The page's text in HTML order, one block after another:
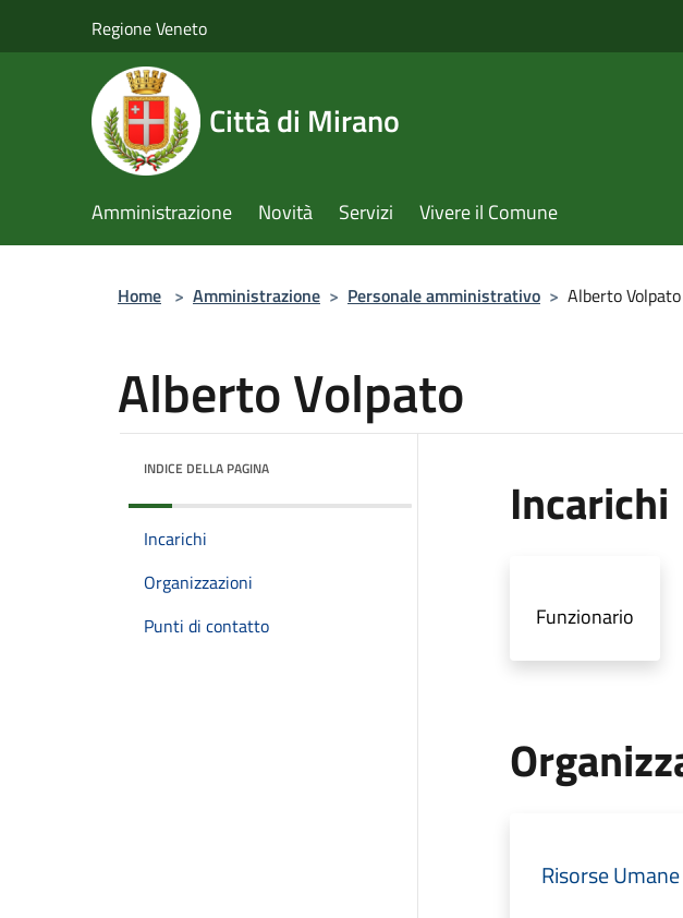
Regione Veneto
Città di Mirano
Amministrazione Novità Servizi Vivere il Comune
Home > Amministrazione > Personale amministrativo > Alberto Volpato
Alberto Volpato
INDICE DELLA PAGINA
Incarichi
Organizzazioni
Punti di contatto
Incarichi
Funzionario
Risorse Umane